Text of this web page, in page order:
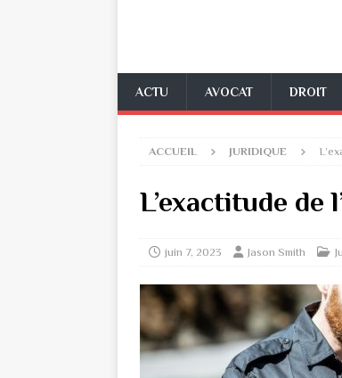
ACTU AVOCAT DROIT
ACCUEIL JURIDIQUE
L’exactitude
juin 7, 2023 Jason Smith